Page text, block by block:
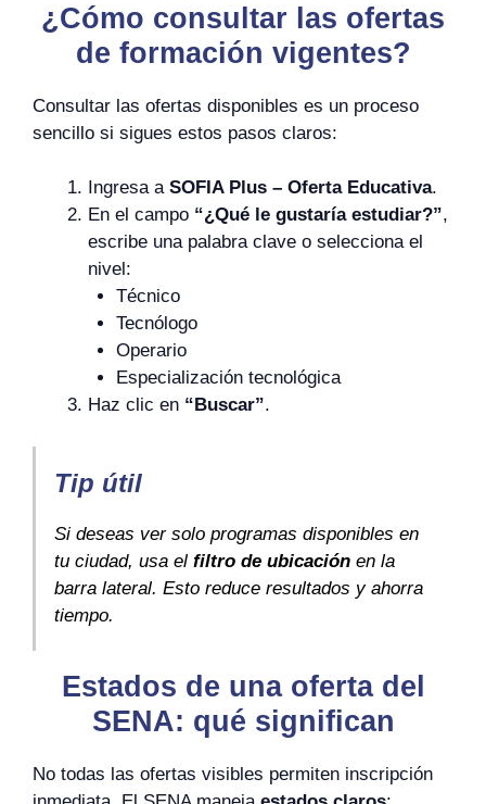
¿Cómo consultar las ofertas
de formación vigentes?
Consultar las ofertas disponibles es un proceso
sencillo si sigues estos pasos claros:
Ingresa a SOFIA Plus – Oferta Educativa.
En el campo “¿Qué le gustaría estudiar?”,
escribe una palabra clave o selecciona el
nivel:
Técnico
Tecnólogo
Operario
Especialización tecnológica
Haz clic en “Buscar”.
Tip útil
Si deseas ver solo programas disponibles en
tu ciudad, usa el filtro de ubicación en la
barra lateral. Esto reduce resultados y ahorra
tiempo.
Estados de una oferta del
SENA: qué significan
No todas las ofertas visibles permiten inscripción